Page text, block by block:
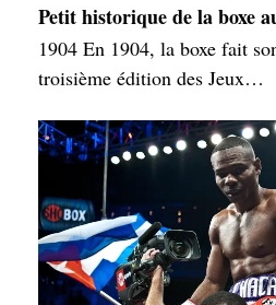
Petit historique de la boxe
1904 En 1904, la boxe fait
troisième édition des Jeux…